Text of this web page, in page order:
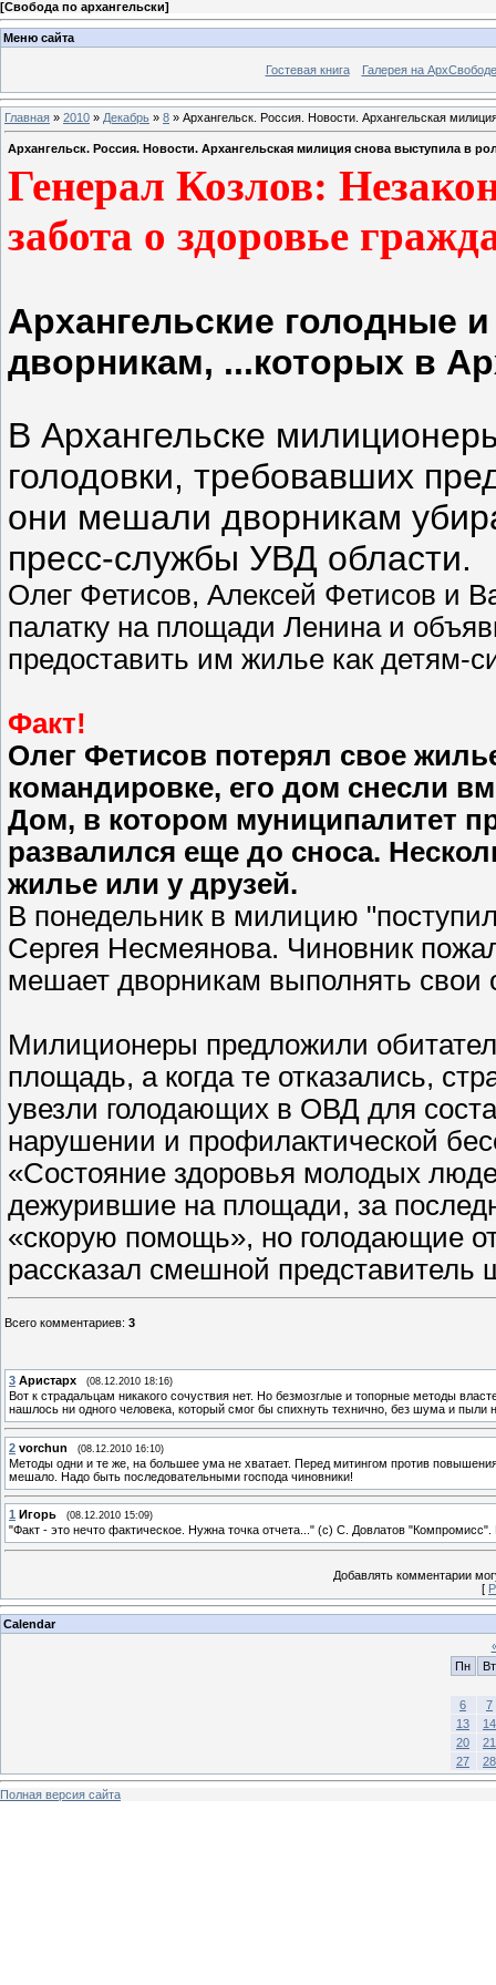
[Свобода по архангельски]
Меню сайта
Гостевая книга Галерея на АрхСвободе
Главная » 2010 » Декабрь » 8 » Архангельск. Россия. Новости. Архангельская
Архангельск. Россия. Новости. Архангельская милиция снова выступила в
Генерал Козлов:
забота о здоровье
Архангельские голодные
дворникам, ...которых в
В Архангельске
голодовки, требовавших
они мешали дворникам
пресс-службы УВД области.
Олег Фетисов, Алексей Фетисов и
палатку на площади Ленина и
предоставить им жилье как детям-
Факт!
Олег Фетисов потерял свое
командировке, его дом снесли
Дом, в котором муниципалитет
развалился еще до сноса.
жилье или у друзей.
В понедельник в милицию
Сергея Несмеянова. Чиновник
мешает дворникам выполнять свои
Милиционеры предложили
площадь, а когда те отказались,
увезли голодающих в ОВД для
нарушении и профилактической
«Состояние здоровья молодых
дежурившие на площади, за
«скорую помощь», но голодающие
рассказал смешной представитель
Всего комментариев: 3
3 Аристарх (08.12.2010 18:16)
Вот к страдальцам никакого сочуствия нет. Но безмозглые и топорные методы
нашлось ни одного человека, который смог бы спихнуть технично, без шума и
2 vorchun (08.12.2010 16:10)
Методы одни и те же, на большее ума не хватает. Перед митингом против
мешало. Надо быть последовательными господа чиновники!
1 Игорь (08.12.2010 15:09)
"Факт - это нечто фактическое. Нужна точка отчета..." (с) С. Довлатов "Компромисс".
Добавлять комментарии
[
Calendar
Пн
Вт
6
7
13
14
20
21
27
28
Полная версия сайта